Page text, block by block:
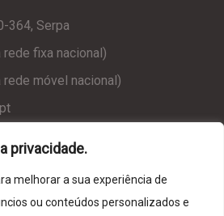
privacidade.
melhorar a sua experiência de
ou conteúdos personalizados e
364, Serpa
fixa nacional)
móvel nacional)
de Privacidade